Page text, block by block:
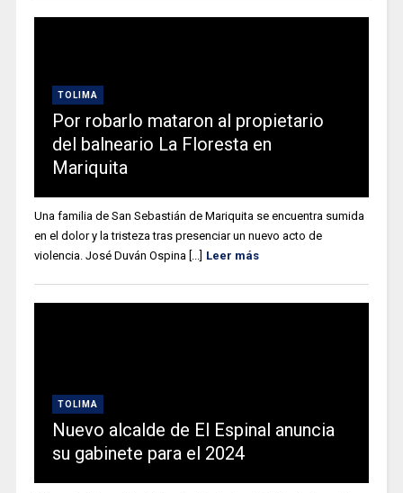
TOLIMA
Por robarlo mataron al propietario
del balneario La Floresta en
Mariquita
Una familia de San Sebastián de Mariquita se encuentra sumida
en el dolor y la tristeza tras presenciar un nuevo acto de
violencia. José Duván Ospina [...] Leer más
TOLIMA
Nuevo alcalde de El Espinal anuncia
su gabinete para el 2024